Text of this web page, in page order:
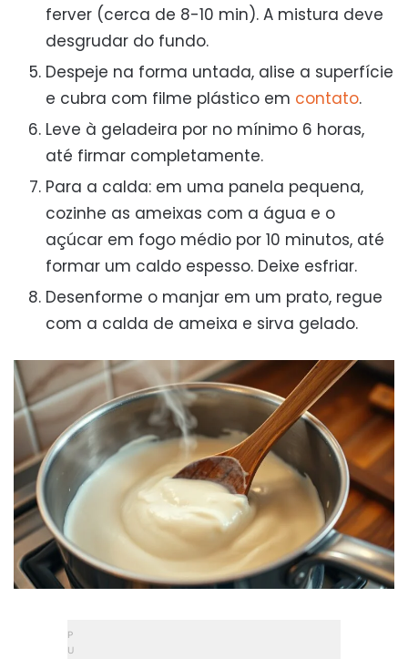
ferver (cerca de 8-10 min). A mistura deve
desgrudar do fundo.
Despeje na forma untada, alise a superfície
e cubra com filme plástico em contato.
Leve à geladeira por no mínimo 6 horas,
até firmar completamente.
Para a calda: em uma panela pequena,
cozinhe as ameixas com a água e o
açúcar em fogo médio por 10 minutos, até
formar um caldo espesso. Deixe esfriar.
Desenforme o manjar em um prato, regue
com a calda de ameixa e sirva gelado.